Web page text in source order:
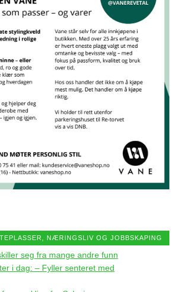
NÆRINGSLIV OG JOBBSKAPING
seg fra mange andre funn
i dag: – Fyller senteret med